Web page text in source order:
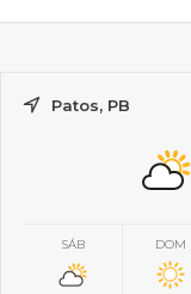
Patos, PB
SÁB DOM